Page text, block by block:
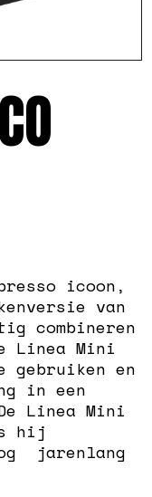
icoon,
van
combineren
Linea Mini
gebruiken en
in een
Linea Mini
hij
jarenlang